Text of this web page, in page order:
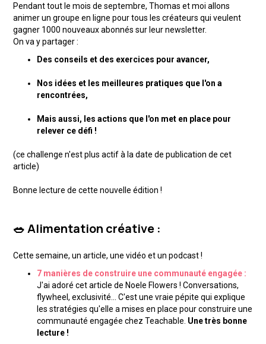
Pendant tout le mois de septembre, Thomas et moi allons
animer un groupe en ligne pour tous les créateurs qui veulent
gagner 1000 nouveaux abonnés sur leur newsletter.
On va y partager :
Des conseils et des exercices pour avancer,
Nos idées et les meilleures pratiques que l'on a
rencontrées,
Mais aussi, les actions que l'on met en place pour
relever ce défi !
(ce challenge n'est plus actif à la date de publication de cet
article)
Bonne lecture de cette nouvelle édition !
🥗 Alimentation créative :
Cette semaine, un article, une vidéo et un podcast !
7 manières de construire une communauté engagée :
J'ai adoré cet article de Noele Flowers ! Conversations,
flywheel, exclusivité... C'est une vraie pépite qui explique
les stratégies qu'elle a mises en place pour construire une
communauté engagée chez Teachable. Une très bonne
lecture !